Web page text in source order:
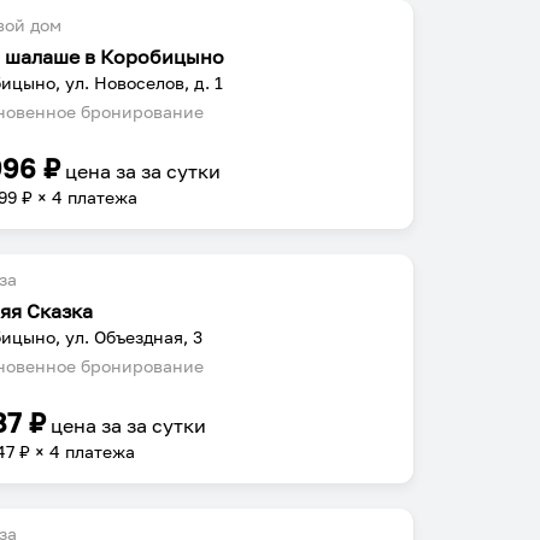
дом
шалаше в Коробицыно
ул. Новоселов, д. 1
бронирование
₽ цена заза сутки
₽ × 4 платежа
Сказка
ул. Объездная, 3
бронирование
₽ цена заза сутки
₽ × 4 платежа